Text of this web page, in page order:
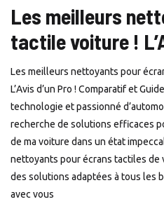
Les meilleurs
tactile voiture !
Les meilleurs nettoyants pour
L’Avis d’un Pro ! Comparatif et
technologie et passionné
recherche de solutions efficaces
de ma voiture dans un état
nettoyants pour écrans tactiles de
des solutions adaptées à tous les
avec vous